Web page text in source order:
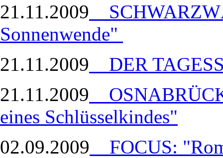
21.11.2009
Sonnenwende"
21.11.2009
DER
21.11.2009
eines Schlüsselkindes"
02.09.2009
FOCUS: